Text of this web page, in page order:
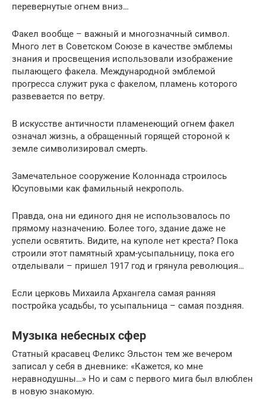
перевернутые огнем вниз…
Факел вообще – важный и многозначный символ.
Много лет в Советском Союзе в качестве эмблемы
знания и просвещения использовали изображение
пылающего факела. Международной эмблемой
прогресса служит рука с факелом, пламень которого
развевается по ветру.
В искусстве античности пламенеющий огнем факел
означал жизнь, а обращенный горящей стороной к
земле символизировал смерть.
Замечательное сооружение Колоннада строилось
Юсуповыми как фамильный некрополь.
Правда, она ни единого дня не использовалось по
прямому назначению. Более того, здание даже не
успели освятить. Видите, на куполе нет креста? Пока
строили этот памятный храм-усыпальницу, пока его
отделывали – пришел 1917 год и грянула революция…
Если церковь Михаила Архангела самая ранняя
постройка усадьбы, то усыпальница – самая поздняя.
Музыка небесных сфер
Статный красавец Феликс Эльстон тем же вечером
записал у себя в дневнике: «Кажется, ко мне
неравнодушны…» Но и сам с первого мига был влюблен
в новую знакомую.